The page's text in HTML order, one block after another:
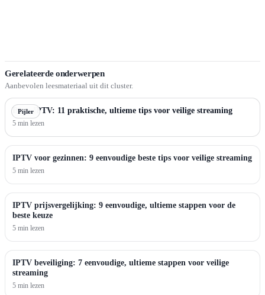
Gerelateerde onderwerpen
Aanbevolen leesmateriaal uit dit cluster.
Pijler
Beste IPTV: 11 praktische, ultieme tips voor veilige streaming
5 min lezen
IPTV voor gezinnen: 9 eenvoudige beste tips voor veilige streaming
5 min lezen
IPTV prijsvergelijking: 9 eenvoudige, ultieme stappen voor de
beste keuze
5 min lezen
IPTV beveiliging: 7 eenvoudige, ultieme stappen voor veilige
streaming
5 min lezen